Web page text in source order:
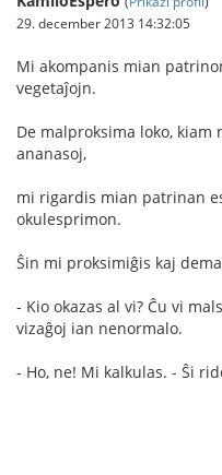
29. december 2013 14:32:05
Mi akompanis mian
vegetaĵojn.
De malproksima loko,
ananasoj,
mi rigardis mian patrinan
okulesprimon.
Ŝin mi proksimiĝis kaj
- Kio okazas al vi? Ĉu vi
vizaĝoj ian nenormalo.
- Ho, ne! Mi kalkulas. - Ŝi